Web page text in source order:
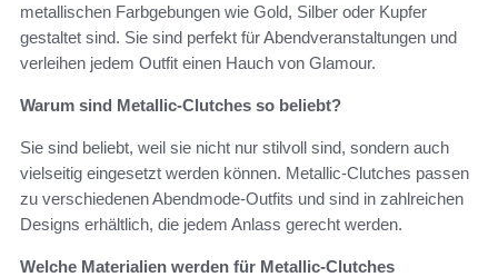
metallischen Farbgebungen wie Gold, Silber oder Kupfer
gestaltet sind. Sie sind perfekt für Abendveranstaltungen und
verleihen jedem Outfit einen Hauch von Glamour.
Warum sind Metallic-Clutches so beliebt?
Sie sind beliebt, weil sie nicht nur stilvoll sind, sondern auch
vielseitig eingesetzt werden können. Metallic-Clutches passen
zu verschiedenen Abendmode-Outfits und sind in zahlreichen
Designs erhältlich, die jedem Anlass gerecht werden.
Welche Materialien werden für Metallic-Clutches